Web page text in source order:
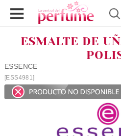
ESMALTE DE
ESSENCE
[ESS4981]